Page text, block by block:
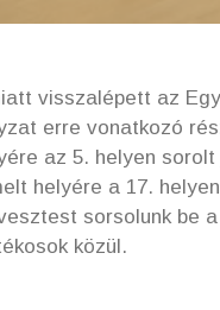
visszalépett az
erre vonatkozó
az 5. helyen
helyére a 17.
sorsolunk be
közül.